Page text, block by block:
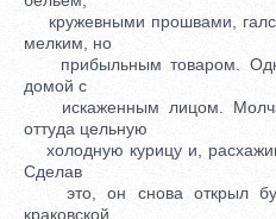
кружевными прошвами,
мелким, но
прибыльным товаром.
домой с
искаженным лицом.
оттуда цельную
холодную курицу и,
Сделав
это, он снова открыл
краковской